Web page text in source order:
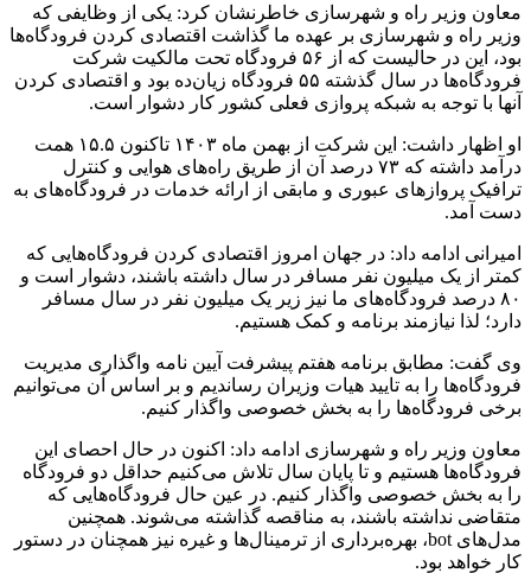
معاون وزیر راه و شهرسازی خاطرنشان کرد: یکی از وظایفی که
وزیر راه و شهرسازی بر عهده ما گذاشت اقتصادی کردن فرودگاه‌ها
بود، این در حالیست که از ۵۶ فرودگاه تحت مالکیت شرکت
فرودگاه‌ها در سال گذشته ۵۵ فرودگاه زیان‌ده بود و اقتصادی کردن
آنها با توجه به شبکه پروازی فعلی کشور کار دشوار است.
او اظهار داشت: این شرکت از بهمن ماه ۱۴۰۳ تاکنون ۱۵.۵ همت
درآمد داشته که ۷۳ درصد آن از طریق راه‌های هوایی و کنترل
ترافیک پروازهای عبوری و مابقی از ارائه خدمات در فرودگاه‌های به
دست آمد.
امیرانی ادامه داد: در جهان امروز اقتصادی کردن فرودگاه‌هایی که
کمتر از یک میلیون نفر مسافر در سال داشته باشند، دشوار است و
۸۰ درصد فرودگاه‌های ما نیز زیر یک میلیون نفر در سال مسافر
دارد؛ لذا نیازمند برنامه و کمک هستیم.
وی گفت: مطابق برنامه هفتم پیشرفت آیین نامه واگذاری مدیریت
فرودگاه‌ها را به تایید هیات وزیران رساندیم و بر اساس آن می‌توانیم
برخی فرودگاه‌ها را به بخش خصوصی واگذار کنیم.
معاون وزیر راه و شهرسازی ادامه داد: اکنون در حال احصای این
فرودگاه‌ها هستیم و تا پایان سال تلاش می‌کنیم حداقل دو فرودگاه
را به بخش خصوصی واگذار کنیم. در عین حال فرودگاه‌هایی که
متقاضی نداشته باشند، به مناقصه گذاشته می‌شوند. همچنین
مدل‌های bot، بهره‌برداری از ترمینال‌ها و غیره نیز همچنان در دستور
کار خواهد بود.